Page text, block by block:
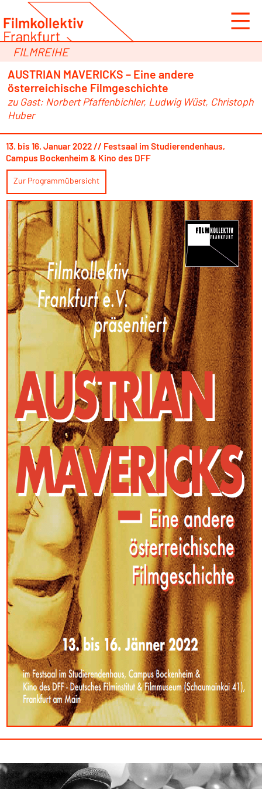
Inhalt
springen
FILMREIHE
AUSTRIAN MAVERICKS – Eine andere
österreichische Filmgeschichte
zu Gast: Norbert Pfaffenbichler, Ludwig Wüst, Christoph
Huber
13. bis 16. Januar 2022 // Festsaal im Studierendenhaus,
Campus Bockenheim & Kino des DFF
Zur Programmübersicht